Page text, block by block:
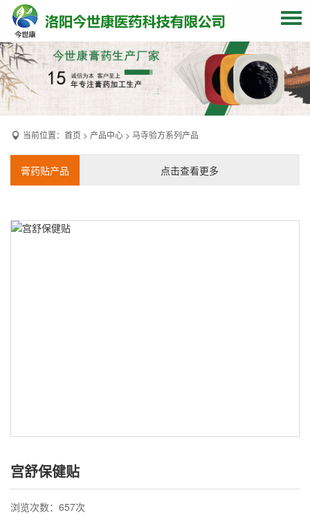
网站首页
关于我们
贴牌加工
产品中心
OEM产品
膏药资讯
当前位置： 首页 > 产品中心 > 马寺验方系列产品
膏药贴产品 点击查看更多
宫舒保健贴
浏览次数： 657次